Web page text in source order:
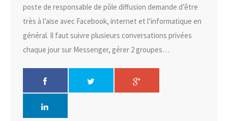
poste de responsable de pôle diffusion demande d’être
très à l’aise avec Facebook, internet et l’informatique en
général. Il faut suivre plusieurs conversations privées
chaque jour sur Messenger, gérer 2 groupes…